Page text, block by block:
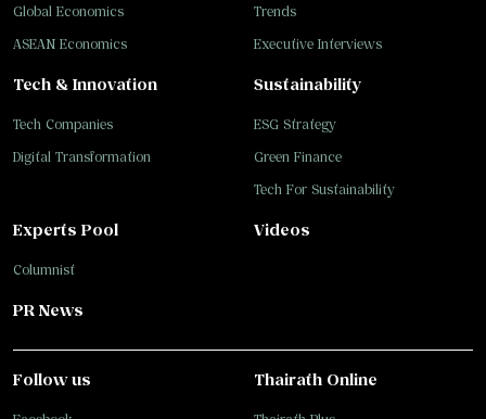
Trends
Executive Interviews
Tech & Innovation
Tech Companies
Digital Transformation
Sustainability
ESG Strategy
Green Finance
Tech For Sustainability
Global Economics
ASEAN Economics
Experts Pool
Columnist
Videos
PR News
Follow us Thairath Online